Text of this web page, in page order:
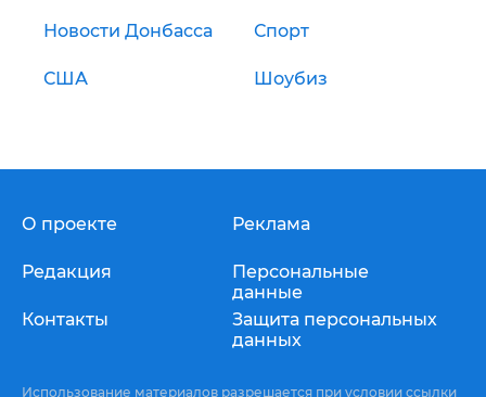
Новости Донбасса Спорт
США Шоубиз
О проекте
Редакция
Контакты
Реклама
Персональные
данные
Защита персональных
данных
Использование материалов разрешается при условии ссылки